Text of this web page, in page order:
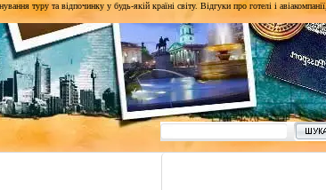
туру та відпочинку у будь-якій країні світу. Відгуки про готелі і авіакомпанії,